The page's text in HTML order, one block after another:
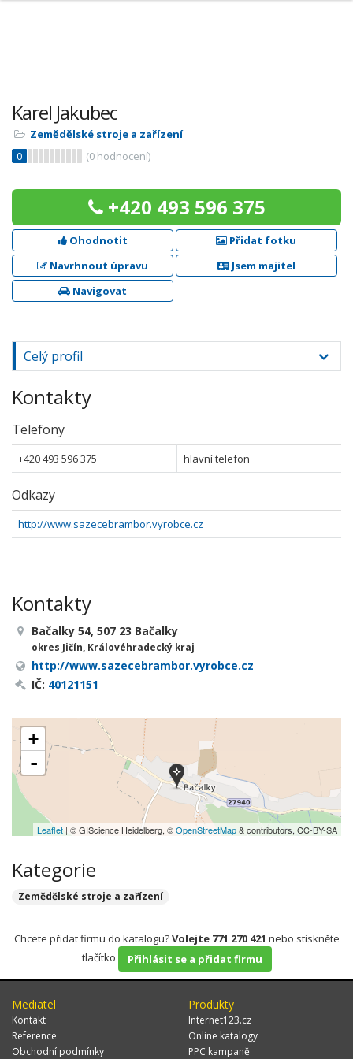
Karel Jakubec
Zemědělské stroje a zařízení
0
(0 hodnocení)
+420 493 596 375
Ohodnotit
Přidat fotku
Navrhnout úpravu
Jsem majitel
Navigovat
Celý profil
Kontakty
Telefony
+420 493 596 375 hlavní telefon
Odkazy
http://www.sazecebrambor.vyrobce.cz
Kontakty
Bačalky 54, 507 23 Bačalky
okres Jičín, Královéhradecký kraj
http://www.sazecebrambor.vyrobce.cz
IČ: 40121151
+
-
Leaflet | © GIScience Heidelberg, ©OpenStreetMap& contributors, CC-BY-SA
Kategorie
Zemědělské stroje a zařízení
Chcete přidat firmu do katalogu?Volejte 771 270 421 nebo stiskněte
tlačítko
Přihlásit se a přidat firmu
Mediatel
Kontakt
Reference
Obchodní podmínky
Produkty
Internet123.cz
Online katalogy
PPC kampaně